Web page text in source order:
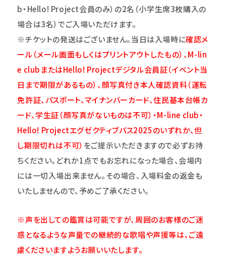
b・Hello! Project会員のみ）の2名（小学生席3枚購入の
場合は3名）でご入場いただけます。
※チケットの発送はございません。当日は入場時に確認メ
ール（メール画面もしくはプリントアウトしたもの）、M-lin
e clubまたはHello! Projectデジタル会員証（イベント当
日まで期限があるもの）、顔写真付き本人確認資料（運転
免許証、パスポート、マイナンバーカード、住民基本台帳カ
ード、学生証（顔写真がないものは不可）・M-line club・
Hello! Projectエグゼクティブパス2025のいずれか、但
し期限切れは不可） をご提示いただきますので必ずお持
ちください。どれか1点でもお忘れになった場合、会場内
には一切入場出来ません。その場合、入場料金の返金も
いたしませんので、予めご了承ください。
※声を出しての鑑賞は可能ですが、周囲のお客様のご迷
惑となるような声量での継続的な歌唱や声援等は、ご遠
慮くださいますようお願いいたします。